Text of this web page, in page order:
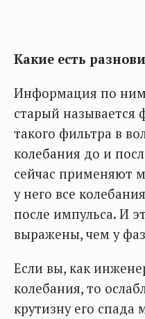
Какие есть
Информация по
старый называется
такого фильтра в
колебания до и
сейчас применяют
у него все
после импульса. И
выражены, чем у
Если вы, как
колебания, то
крутизну его спада